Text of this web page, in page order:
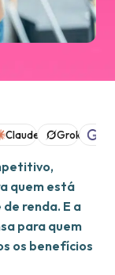
Claude Grok
quem está
renda. E a
para quem
os benefícios